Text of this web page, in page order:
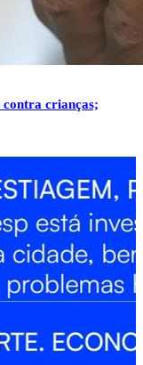
contra crianças;